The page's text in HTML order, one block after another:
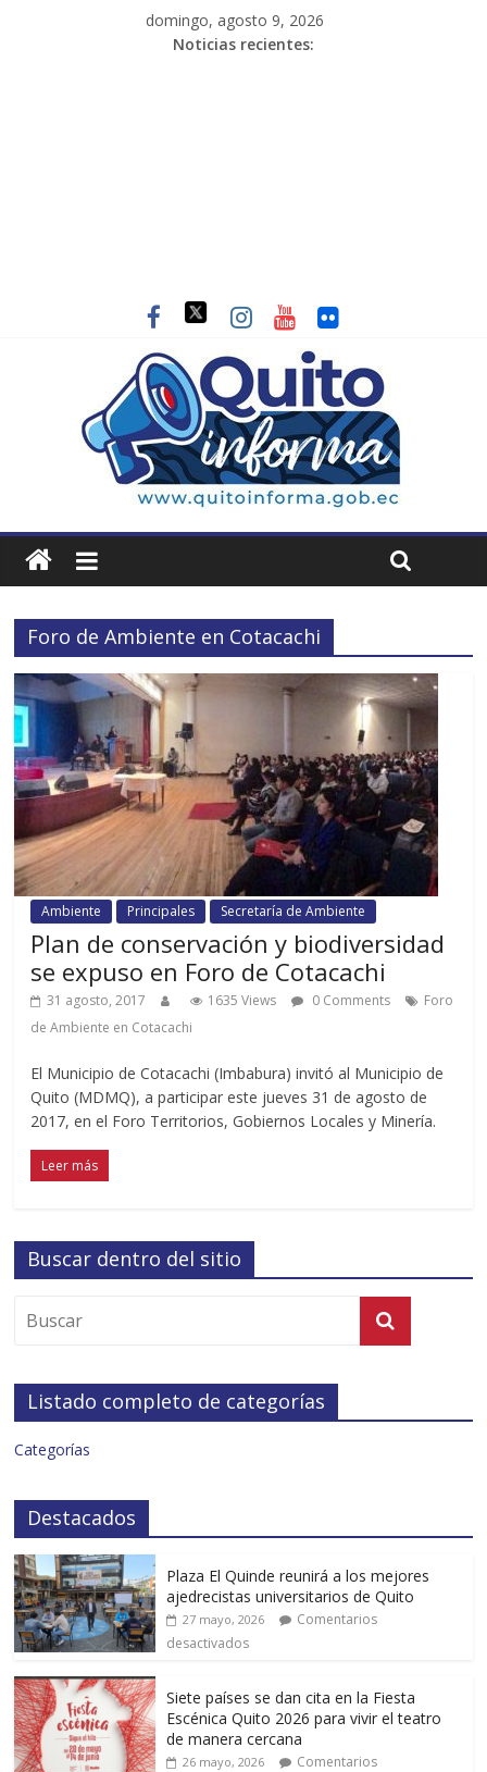
domingo, agosto 9, 2026
Noticias recientes:
Foro de Ambiente en Cotacachi
Ambiente Principales Secretaría de Ambiente
Plan de conservación y biodiversidad
se expuso en Foro de Cotacachi
31 agosto, 2017 1635 Views 0 Comments
Foro
de Ambiente en Cotacachi
El Municipio de Cotacachi (Imbabura) invitó al Municipio de
Quito (MDMQ), a participar este jueves 31 de agosto de
2017, en el Foro Territorios, Gobiernos Locales y Minería.
Leer más
Buscar dentro del sitio
Listado completo de categorías
Categorías
Destacados
Plaza El Quinde reunirá a los mejores
ajedrecistas universitarios de Quito
27 mayo, 2026
Comentarios
desactivados
Siete países se dan cita en la Fiesta
Escénica Quito 2026 para vivir el teatro
de manera cercana
26 mayo, 2026
Comentarios